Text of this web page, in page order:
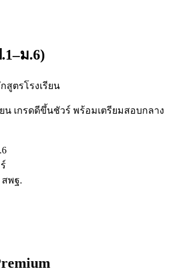
ม.6)
สูตรโรงเรียน
น เกรดดีขึ้นชัวร์ พร้อมเตรียมสอบกลาง
พฐ.